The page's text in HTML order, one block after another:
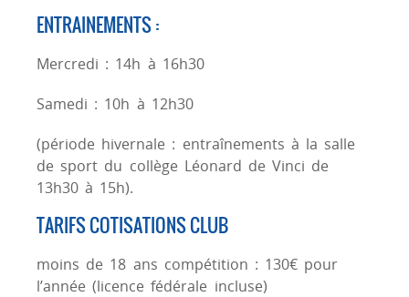
ENTRAINEMENTS :
Mercredi : 14h à 16h30
Samedi : 10h à 12h30
(période hivernale : entraînements à la salle
de sport du collège Léonard de Vinci de
13h30 à 15h).
TARIFS COTISATIONS CLUB
moins de 18 ans compétition : 130€ pour
l’année (licence fédérale incluse)